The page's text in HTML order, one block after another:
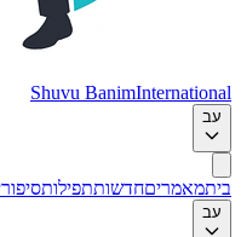
Shuvu Banim
מאמריםחדשותתפילותסיפורים